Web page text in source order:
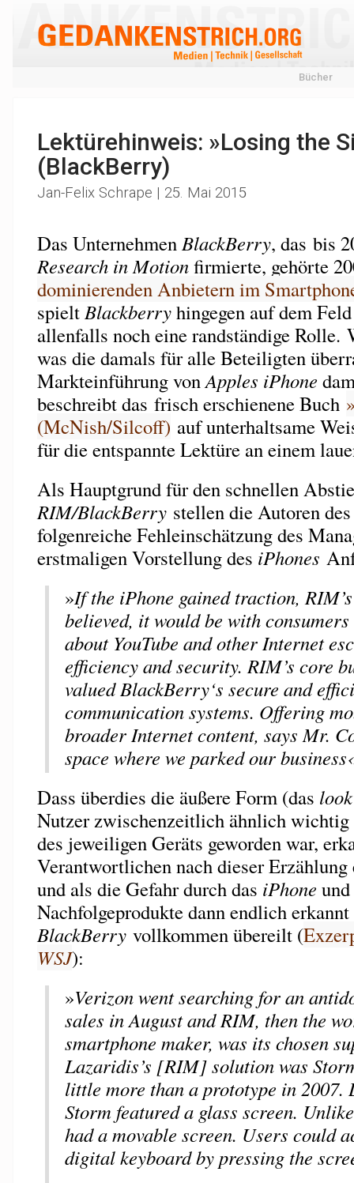
Bücher
Lektürehinweis: »Losing the
(BlackBerry)
Jan-Felix Schrape | 25. Mai 2015
Das UnternehmenBlackBerry, das bis
Research in Motionfirmierte, gehörte
dominierenden Anbietern im
spieltBlackberryhingegen auf dem
allenfalls noch eine randständige Rolle.
was die damals für alle Beteiligten
Markteinführung vonApples iPhone
beschreibt das frisch erschienene Buch
(McNish/Silcoff) auf unterhaltsame
für die entspannte Lektüre an einem
Als Hauptgrund für den schnellen
RIM/BlackBerrystellen die Autoren des
folgenreiche Fehleinschätzung des
erstmaligen Vorstellung des iPhones
»If the iPhone gained traction,
believed, it would be with
about YouTube and other Internet
efficiency and security. RIM’s core
valued BlackBerry‘s secure and
communication systems. Offering
broader Internet content, says Mr.
space where we parked our
Dass überdies die äußere Form (das
Nutzer zwischenzeitlich ähnlich
des jeweiligen Geräts geworden war,
Verantwortlichen nach dieser Erzählung
und als die Gefahr durch das iPhone
Nachfolgeprodukte dann endlich
BlackBerryvollkommen übereilt (
WSJ):
»Verizon went searching for an
sales in August and RIM, then the
smartphone maker, was its chosen
Lazaridis’s [RIM] solution was
little more than a prototype in 2007.
Storm featured a glass screen.
had a movable screen. Users could
digital keyboard by pressing the